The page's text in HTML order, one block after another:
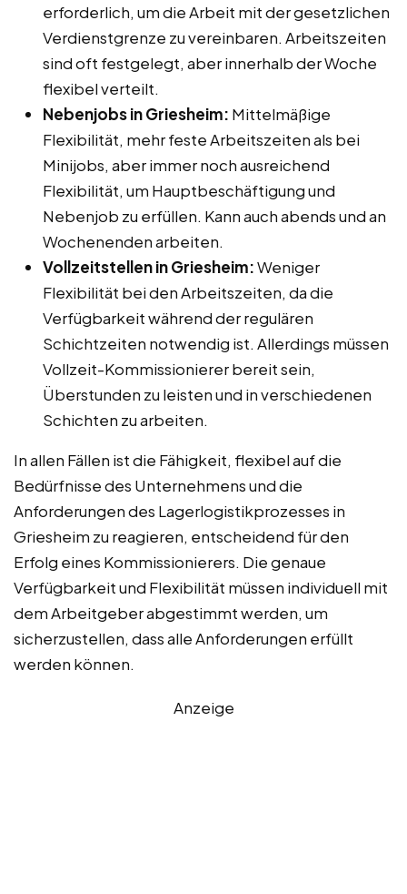
erforderlich, um die Arbeit mit der gesetzlichen
Verdienstgrenze zu vereinbaren. Arbeitszeiten
sind oft festgelegt, aber innerhalb der Woche
flexibel verteilt.
Nebenjobs in Griesheim: Mittelmäßige
Flexibilität, mehr feste Arbeitszeiten als bei
Minijobs, aber immer noch ausreichend
Flexibilität, um Hauptbeschäftigung und
Nebenjob zu erfüllen. Kann auch abends und an
Wochenenden arbeiten.
Vollzeitstellen in Griesheim:Weniger
Flexibilität bei den Arbeitszeiten, da die
Verfügbarkeit während der regulären
Schichtzeiten notwendig ist. Allerdings müssen
Vollzeit-Kommissionierer bereit sein,
Überstunden zu leisten und in verschiedenen
Schichten zu arbeiten.
In allen Fällen ist die Fähigkeit, flexibel auf die
Bedürfnisse des Unternehmens und die
Anforderungen des Lagerlogistikprozesses in
Griesheim zu reagieren, entscheidend für den
Erfolg eines Kommissionierers. Die genaue
Verfügbarkeit und Flexibilität müssen individuell mit
dem Arbeitgeber abgestimmt werden, um
sicherzustellen, dass alle Anforderungen erfüllt
werden können.
Anzeige